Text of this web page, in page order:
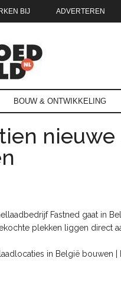
BIJ ADVERTEREN
BOUW & ONTWIKKELING
Fastned gaat in
plekken liggen direct
in België bouwen